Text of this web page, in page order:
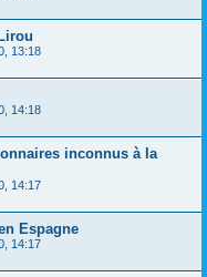
13:18
14:18
inconnus à la
14:17
Espagne
14:17